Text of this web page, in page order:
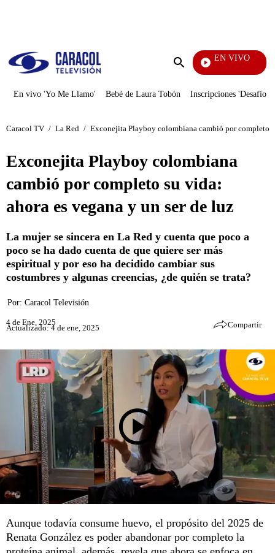
Enviar
EN VIVO
Pura Diversión
En vivo 'Yo Me Llamo' Bebé de Laura Tobón Inscripciones 'Desafío'
Caracol TV / La Red / Exconejita Playboy colombiana cambió por completo
Exconejita Playboy colombiana
cambió por completo su vida:
ahora es vegana y un ser de luz
La mujer se sincera en La Red y cuenta que poco a
poco se ha dado cuenta de que quiere ser más
espiritual y por eso ha decidido cambiar sus
costumbres y algunas creencias, ¿de quién se trata?
Por: Caracol Televisión
4 de Ene, 2025
Actualizado: 4 de ene, 2025 Compartir
Aunque todavía consume huevo, el propósito del 2025 de
Renata González es poder abandonar por completo la